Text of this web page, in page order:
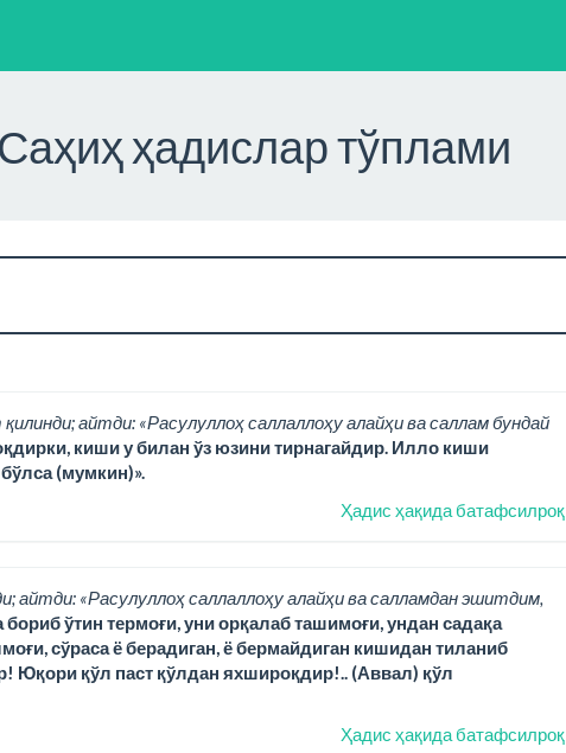
Саҳиҳ ҳадислар тўплами
айтди: «Расулуллоҳ саллаллоҳу алайҳи ва саллам бундай
киши у билан ўз юзини тирнагайдир. Илло киши
(мумкин)».
Ҳадис ҳақида батафсилроқ
айтди: «Расулуллоҳ саллаллоҳу алайҳи ва салламдан эшитдим,
бориб ўтин термоғи, уни орқалаб ташимоғи, ундан садақа
сўраса ё берадиган, ё бермайдиган кишидан тиланиб
Юқори қўл паст қўлдан яхшироқдир!.. (Аввал) қўл
Ҳадис ҳақида батафсилроқ